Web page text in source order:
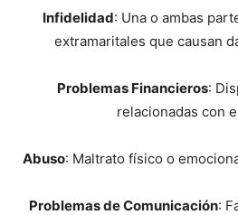
Infidelidad: Una o ambas
extramaritales que causan
Problemas Financieros:
relacionadas con
Abuso: Maltrato físico o
Problemas de Comunicación: